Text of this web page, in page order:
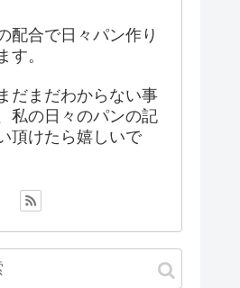
配合で日々パン作り
す。
だまだわからない事
私の日々のパンの記
頂けたら嬉しいで